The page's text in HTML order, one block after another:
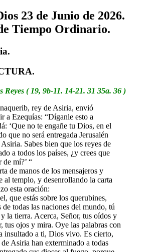
23 de Junio de 2026.
Tiempo Ordinario.
Reyes ( 19, 9b-11. 14-21. 31 35a. 36 )
rey de Asiria, envió
a Ezequías: “Díganle esto a
‘Que no te engañe tu Dios, en el
que no será entregada Jerusalén
Sabes bien que los reyes de
a todos los países, ¿y crees que
mí?’ “
de manos de los mensajeros y
al templo, y desenrollando la carta
esta oración:
que estás sobre los querubines,
todas las naciones del mundo, tú
la tierra. Acerca, Señor, tus oídos y
tus ojos y mira. Oye las palabras con
insultado a ti, Dios vivo. Es cierto,
Asiria han exterminado a todas